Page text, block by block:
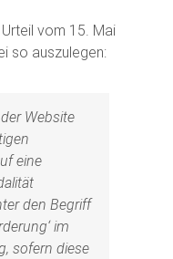
vom 15. Mai
so auszulegen:
Website
eine
den Begriff
im
sofern diese